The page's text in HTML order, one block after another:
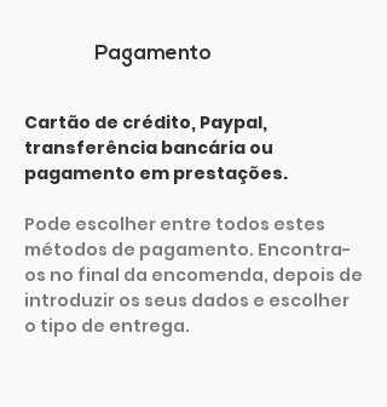
Pagamento
Cartão de crédito, Paypal,
transferência bancária ou
pagamento em prestações.
Pode escolher entre todos estes
métodos de pagamento. Encontra-
os no final da encomenda, depois de
introduzir os seus dados e escolher
o tipo de entrega.